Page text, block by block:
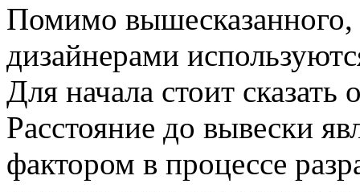
Помимо
дизайнерами
Для начала стоит
Расстояние до вывески
фактором в процессе